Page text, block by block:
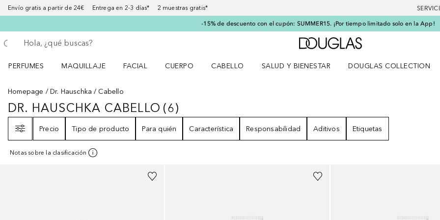
Envío gratis a partir de 24€ Entrega en 2-3 días* 2 muestras gratis*
-15% de descuento con el cupón: SUMMER15. ¡Por tiempo limitado solo en la App!
Regresar
Ejecutar búsqueda
A Douglas Home
PERFUMES
MAQUILLAJE
FACIAL
CUERPO
CABELLO
SALUD Y BIENESTAR
DOUGLAS COLLECTION
Homepage
Dr. Hauschka Cabello
DR. HAUSCHKA CABELLO6
DR. HAUSCHKA CABELLO (6)
Precio
Tipo de producto Para quién Característica Responsabilidad Aditivos Etiquetas
Notas sobre la clasificación